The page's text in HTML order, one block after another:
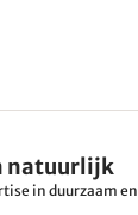
natuurlijk
in duurzaam en